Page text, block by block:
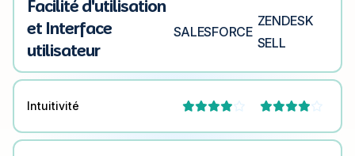
Facilité d'utilisation
et Interface
utilisateur
SALESFORCE
ZENDESK
SELL
Intuitivité  